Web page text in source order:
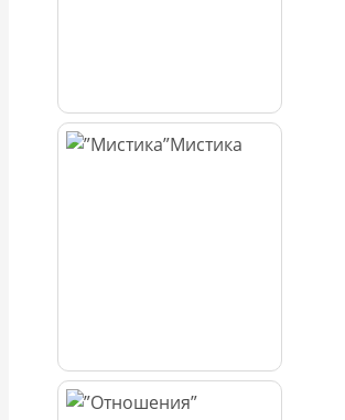
Мистика